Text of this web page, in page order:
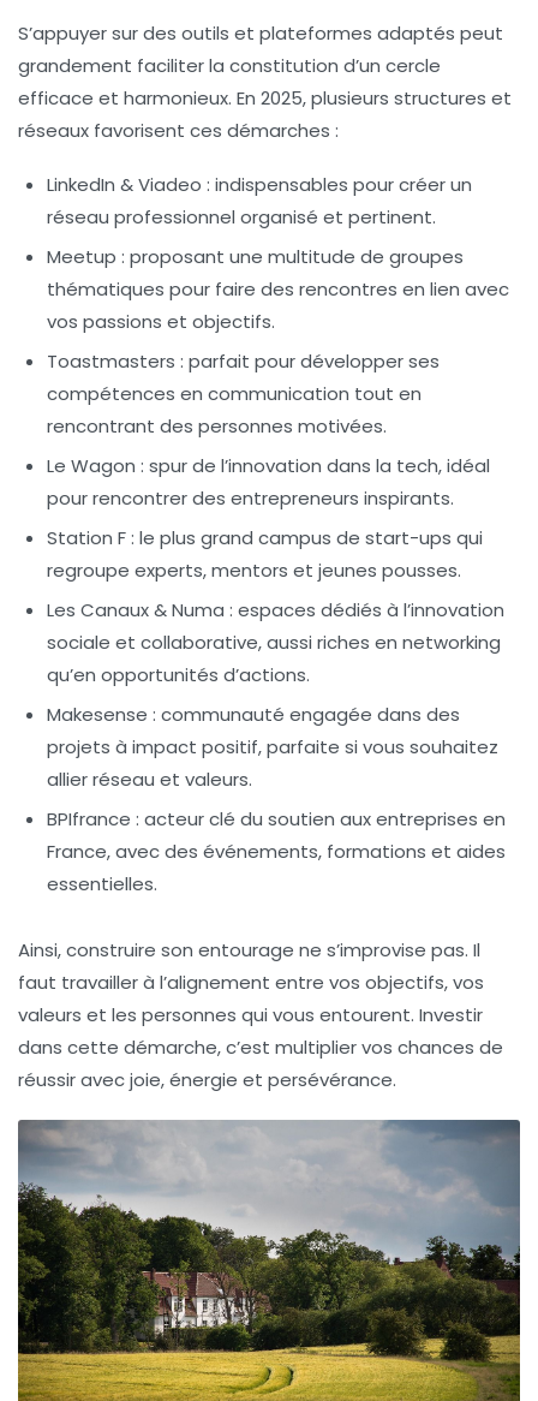
S’appuyer sur des outils et plateformes adaptés peut
grandement faciliter la constitution d’un cercle
efficace et harmonieux. En 2025, plusieurs structures et
réseaux favorisent ces démarches :
LinkedIn & Viadeo : indispensables pour créer un
réseau professionnel organisé et pertinent.
Meetup : proposant une multitude de groupes
thématiques pour faire des rencontres en lien avec
vos passions et objectifs.
Toastmasters : parfait pour développer ses
compétences en communication tout en
rencontrant des personnes motivées.
Le Wagon : spur de l’innovation dans la tech, idéal
pour rencontrer des entrepreneurs inspirants.
Station F : le plus grand campus de start-ups qui
regroupe experts, mentors et jeunes pousses.
Les Canaux & Numa : espaces dédiés à l’innovation
sociale et collaborative, aussi riches en networking
qu’en opportunités d’actions.
Makesense : communauté engagée dans des
projets à impact positif, parfaite si vous souhaitez
allier réseau et valeurs.
BPIfrance : acteur clé du soutien aux entreprises en
France, avec des événements, formations et aides
essentielles.
Ainsi, construire son entourage ne s’improvise pas. Il
faut travailler à l’alignement entre vos objectifs, vos
valeurs et les personnes qui vous entourent. Investir
dans cette démarche, c’est multiplier vos chances de
réussir avec joie, énergie et persévérance.